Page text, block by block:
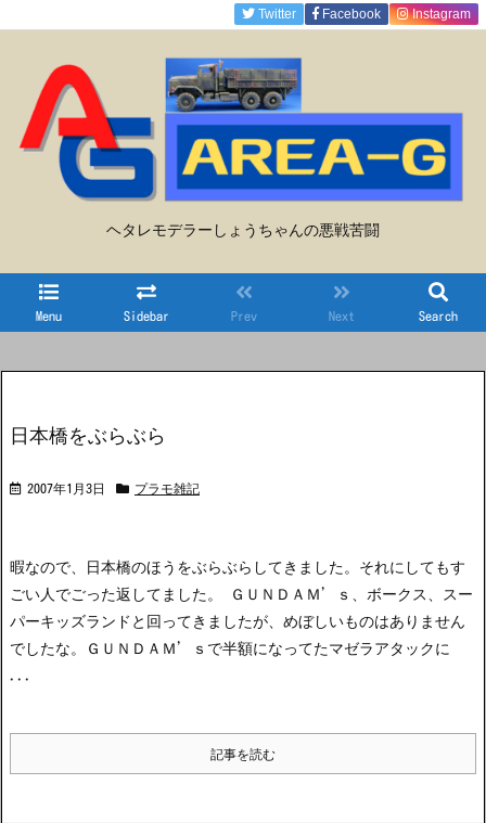
ヘタレモデラーしょうちゃんの悪戦苦闘
Menu Sidebar Prev Next Search
Twitter Facebook Instagram
日本橋をぶらぶら
2007年1月3日 プラモ雑記
暇なので、日本橋のほうをぶらぶらしてきました。それにしてもす
ごい人でごった返してました。 ＧＵＮＤＡＭ’ｓ、ボークス、スー
パーキッズランドと回ってきましたが、めぼしいものはありません
でしたな。ＧＵＮＤＡＭ’ｓで半額になってたマゼラアタックに
...
記事を読む